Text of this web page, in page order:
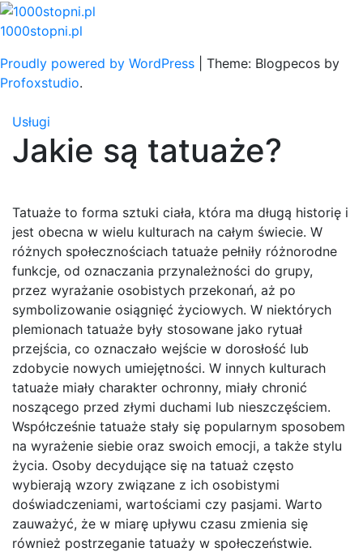
Skip
to
1000stopni.pl
Proudly powered by WordPress
Theme: Blogpecos by
Profoxstudio.
Usługi
Jakie są tatuaże?
Tatuaże to forma sztuki ciała, która ma długą historię i
jest obecna w wielu kulturach na całym świecie. W
różnych społecznościach tatuaże pełniły różnorodne
funkcje, od oznaczania przynależności do grupy,
przez wyrażanie osobistych przekonań, aż po
symbolizowanie osiągnięć życiowych. W niektórych
plemionach tatuaże były stosowane jako rytuał
przejścia, co oznaczało wejście w dorosłość lub
zdobycie nowych umiejętności. W innych kulturach
tatuaże miały charakter ochronny, miały chronić
noszącego przed złymi duchami lub nieszczęściem.
Współcześnie tatuaże stały się popularnym sposobem
na wyrażenie siebie oraz swoich emocji, a także stylu
życia. Osoby decydujące się na tatuaż często
wybierają wzory związane z ich osobistymi
doświadczeniami, wartościami czy pasjami. Warto
zauważyć, że w miarę upływu czasu zmienia się
również postrzeganie tatuaży w społeczeństwie.